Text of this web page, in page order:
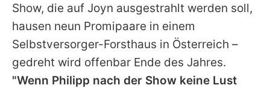
Show, die auf Joyn ausgestrahlt werden soll,
hausen neun Promipaare in einem
Selbstversorger-Forsthaus in Österreich –
gedreht wird offenbar Ende des Jahres.
"Wenn Philipp nach der Show keine Lust